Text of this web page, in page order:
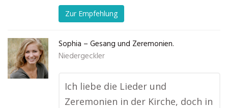
Zur Empfehlung
Sophia – Gesang und Zeremonien.
Niedergeckler
Ich liebe die Lieder und
Zeremonien in der Kirche, doch in